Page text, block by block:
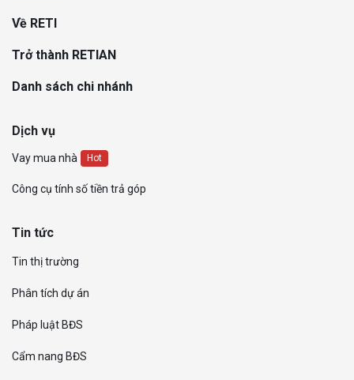
Về RETI
Trở thành RETIAN
Danh sách chi nhánh
Dịch vụ
Vay mua nhà Hot
Công cụ tính số tiền trả góp
Tin tức
Tin thị trường
Phân tích dự án
Pháp luật BĐS
Cẩm nang BĐS